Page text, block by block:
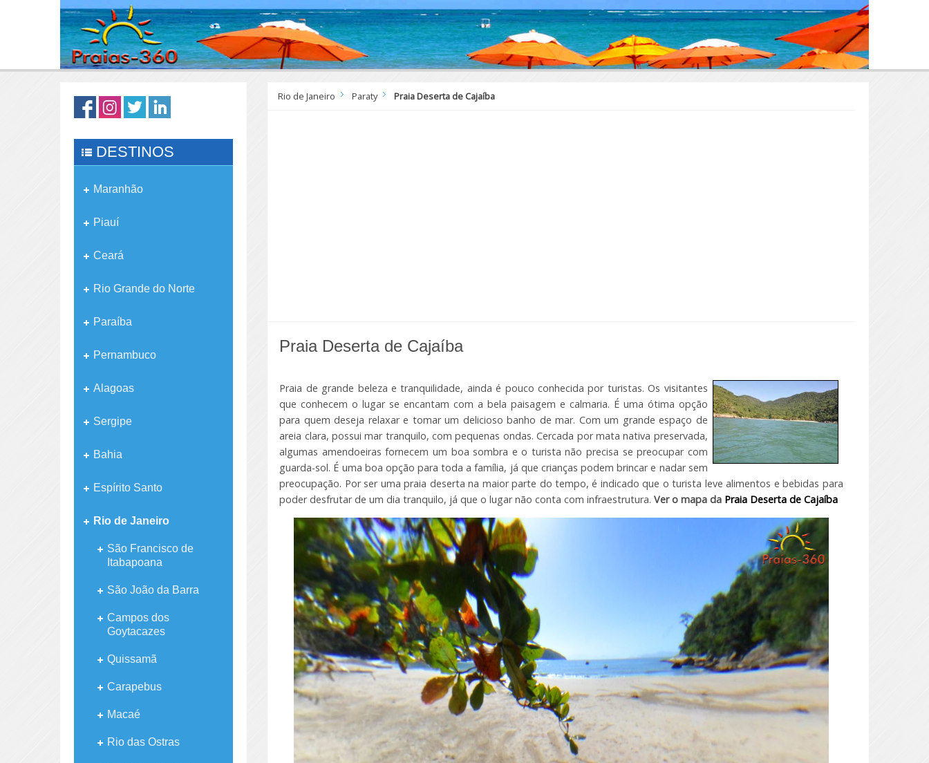
Rio de Janeiro Paraty Praia Deserta de Cajaíba
Praia Deserta de Cajaíba
Praia de grande beleza e tranquilidade, ainda é pouco conhecida por turistas. Os visitantes
que conhecem o lugar se encantam com a bela paisagem e calmaria. É uma ótima opção
para quem deseja relaxar e tomar um delicioso banho de mar. Com um grande espaço de
areia clara, possui mar tranquilo, com pequenas ondas. Cercada por mata nativa preservada,
algumas amendoeiras fornecem um boa sombra e o turista não precisa se preocupar com
guarda-sol. É uma boa opção para toda a família, já que crianças podem brincar e nadar sem
preocupação. Por ser uma praia deserta na maior parte do tempo, é indicado que o turista leve alimentos e bebidas para
poder desfrutar de um dia tranquilo, já que o lugar não conta com infraestrutura.Ver o mapa da Praia Deserta de Cajaíba
DESTINOS
Maranhão
Piauí
Ceará
Rio Grande do Norte
Paraíba
Pernambuco
Alagoas
Sergipe
Bahia
Espírito Santo
Rio de Janeiro
São Francisco de
Itabapoana
São João da Barra
Campos dos
Goytacazes
Quissamã
Carapebus
Macaé
Rio das Ostras